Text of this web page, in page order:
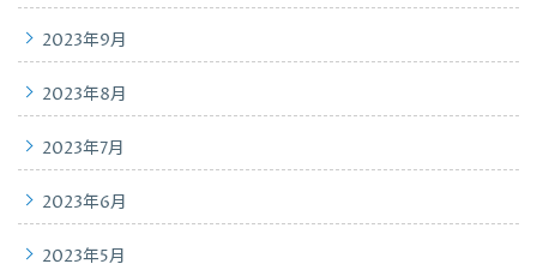
2023年9月
2023年8月
2023年7月
2023年6月
2023年5月